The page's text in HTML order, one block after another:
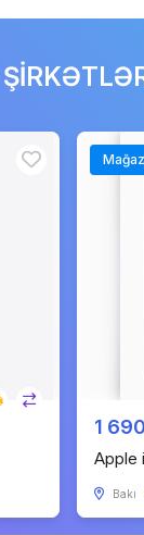
1
Apple
Bakı